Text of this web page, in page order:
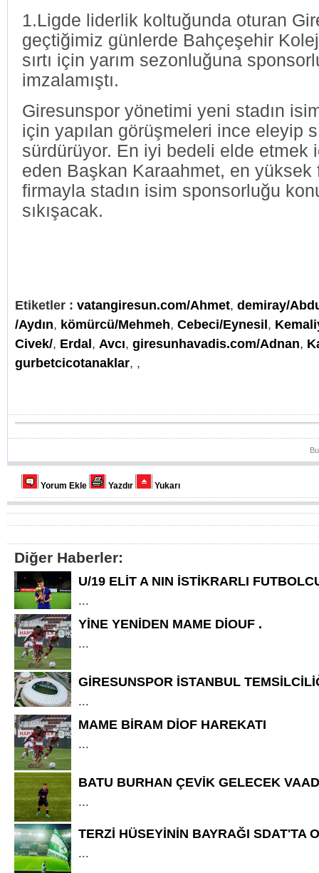
1.Ligde liderlik koltuğunda oturan
geçtiğimiz günlerde Bahçeşehir
sırtı için yarım sezonluğuna
imzalamıştı.
Giresunspor yönetimi yeni stadın
için yapılan görüşmeleri ince eleyip
sürdürüyor. En iyi bedeli elde etmek
eden Başkan Karaahmet, en yüksek
firmayla stadın isim sponsorluğu
sıkışacak.
Etiketler : vatangiresun.com/Ahmet, demiray/
/Aydın, kömürcü/Mehmeh, Cebeci/Eynesil,
Civek/, Erdal, Avcı, giresunhavadis.com/Adnan,
gurbetcicotanaklar, ,
Yorum Ekle Yazdır Yukarı
Diğer Haberler:
U/19 ELİT A NIN İSTİKRARLI
...
YİNE YENİDEN MAME DİOUF .
...
GİRESUNSPOR İSTANBUL
...
MAME BİRAM DİOF HAREKATI
...
BATU BURHAN ÇEVİK GELECEK
...
TERZİ HÜSEYİNİN BAYRAĞI SDAT'TA
...